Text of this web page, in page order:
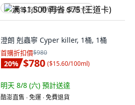
满 $1,500 再省 $75 (王道卡)
澄朗 剋蟲寧 Cyper killer, 1桶, 1桶
首購折扣價$980
20% $780 ($15.60/100ml)
明天 8/8 (六) 預計送達
酷澎直售 ∙ 免運 ∙ 免費退貨